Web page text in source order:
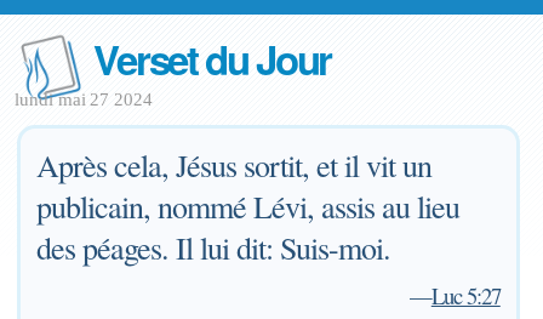
Verset du Jour
lundi mai 27 2024
Après cela, Jésus sortit, et il vit un
publicain, nommé Lévi, assis au lieu
des péages. Il lui dit: Suis-moi.
—Luc 5:27